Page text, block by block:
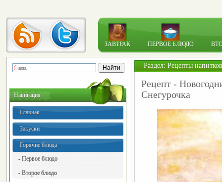
ЗАВТРАК ПЕРВОЕ БЛЮДО
Навигация
Главная
Закуски
Горячие блюда
- Первое блюдо
- Второе блюдо
Раздел: Рецепты напитков
Рецепт -
Снегурочка